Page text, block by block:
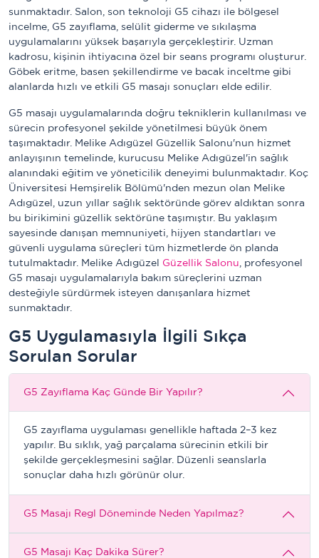
sunmaktadır. Salon, son teknoloji G5 cihazı ile bölgesel
incelme, G5 zayıflama, selülit giderme ve sıkılaşma
uygulamalarını yüksek başarıyla gerçekleştirir. Uzman
kadrosu, kişinin ihtiyacına özel bir seans programı oluşturur.
Göbek eritme, basen şekillendirme ve bacak inceltme gibi
alanlarda hızlı ve etkili G5 masajı sonuçları elde edilir.
G5 masajı uygulamalarında doğru tekniklerin kullanılması ve
sürecin profesyonel şekilde yönetilmesi büyük önem
taşımaktadır. Melike Adıgüzel Güzellik Salonu'nun hizmet
anlayışının temelinde, kurucusu Melike Adıgüzel'in sağlık
alanındaki eğitim ve yöneticilik deneyimi bulunmaktadır. Koç
Üniversitesi Hemşirelik Bölümü'nden mezun olan Melike
Adıgüzel, uzun yıllar sağlık sektöründe görev aldıktan sonra
bu birikimini güzellik sektörüne taşımıştır. Bu yaklaşım
sayesinde danışan memnuniyeti, hijyen standartları ve
güvenli uygulama süreçleri tüm hizmetlerde ön planda
tutulmaktadır. Melike Adıgüzel Güzellik Salonu , profesyonel
G5 masajı uygulamalarıyla bakım süreçlerini uzman
desteğiyle sürdürmek isteyen danışanlara hizmet
sunmaktadır.
G5 Uygulamasıyla İlgili Sıkça
Sorulan Sorular
G5 Zayıflama Kaç Günde Bir Yapılır?
G5 zayıflama uygulaması genellikle haftada 2–3 kez
yapılır. Bu sıklık, yağ parçalama sürecinin etkili bir
şekilde gerçekleşmesini sağlar. Düzenli seanslarla
sonuçlar daha hızlı görünür olur.
G5 Masajı Regl Döneminde Neden Yapılmaz?
G5 Masajı Kaç Dakika Sürer?